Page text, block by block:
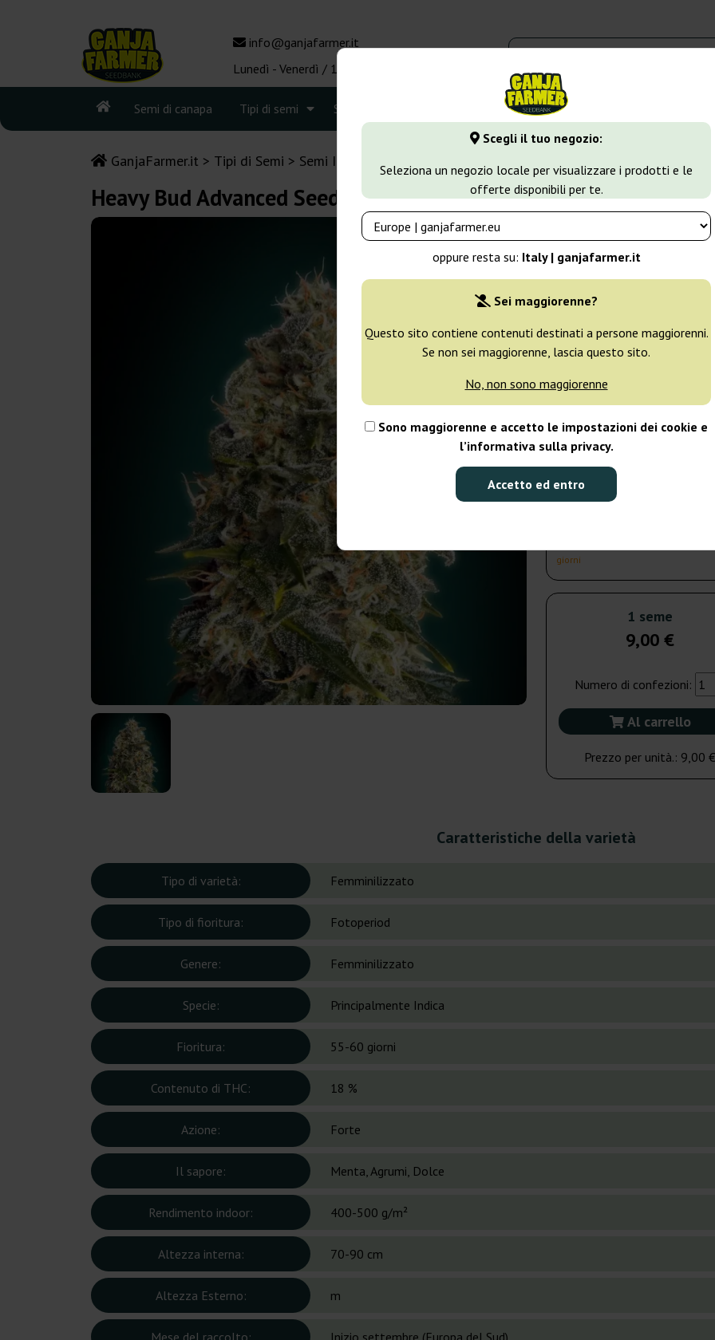
Scegli il tuo negozio:
Seleziona un negozio locale per visualizzare i prodotti e le
offerte disponibili per te.
oppure resta su: Italy | ganjafarmer.it
Sei maggiorenne?
Questo sito contiene contenuti destinati a persone maggiorenni.
Se non sei maggiorenne, lascia questo sito.
No, non sono maggiorenne
Sono maggiorenne e accetto le impostazioni dei cookie e
l’informativa sulla privacy.
Accetto ed entro
info@ganjafarmer.it
Lunedì - Venerdì / 10:00 - 16:00
Semi di canapa Tipi di semi Seedbank Tipi di marijuana Altro
GanjaFarmer.it Tipi di Semi Semi Indica
Heavy Bud Advanced Seeds
Advanced Seeds
1 seme
Spedito in 3-7
3 semi
Spedito in 3-7
giorni
giorni
1 seme
9,00 €
Numero di confezioni:
Al carrello
Prezzo per unità.: 9,00 €
Caratteristiche della varietà
Tipo di varietà: Femminilizzato
Tipo di fioritura: Fotoperiod
Genere: Femminilizzato
Specie: Principalmente Indica
Fioritura: 55-60 giorni
Contenuto di THC: 18 %
Azione: Forte
Il sapore: Menta, Agrumi, Dolce
Rendimento indoor: 400-500 g/m²
Altezza interna: 70-90 cm
Altezza Esterno: m